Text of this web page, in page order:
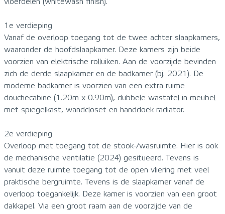
1e verdieping
Vanaf de overloop toegang tot de twee achter slaapkamers,
waaronder de hoofdslaapkamer. Deze kamers zijn beide
voorzien van elektrische rolluiken. Aan de voorzijde bevinden
zich de derde slaapkamer en de badkamer (bj. 2021). De
moderne badkamer is voorzien van een extra ruime
douchecabine (1.20m x 0.90m), dubbele wastafel in meubel
met spiegelkast, wandcloset en handdoek radiator.
2e verdieping
Overloop met toegang tot de stook-/wasruimte. Hier is ook
de mechanische ventilatie (2024) gesitueerd. Tevens is
vanuit deze ruimte toegang tot de open vliering met veel
praktische bergruimte. Tevens is de slaapkamer vanaf de
overloop toegankelijk. Deze kamer is voorzien van een groot
dakkapel. Via een groot raam aan de voorzijde van de